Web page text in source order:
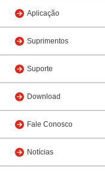
Aplicação
Suprimentos
Suporte
Download
Fale Conosco
Notícias